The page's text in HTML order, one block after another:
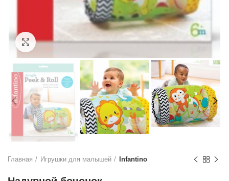
Нажмите, чтобы увеличить
Главная Игрушки для малышей Infantino